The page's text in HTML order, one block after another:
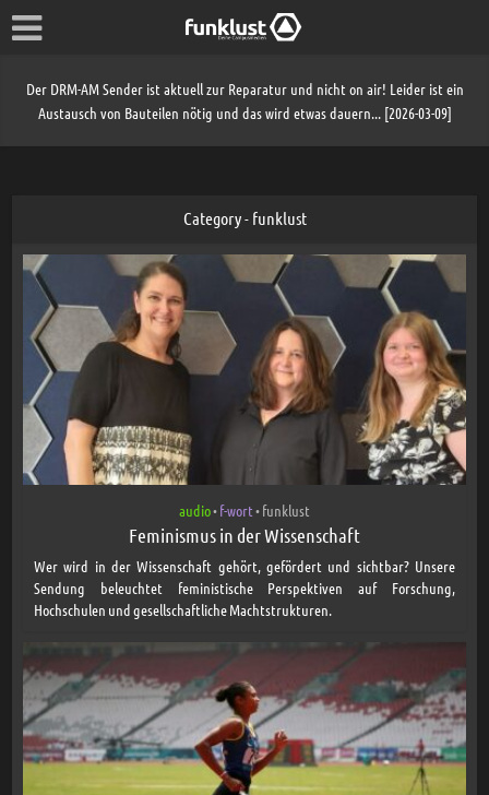
Der DRM-AM Sender ist aktuell zur Reparatur und nicht on air! Leider ist ein
Austausch von Bauteilen nötig und das wird etwas dauern... [2026-03-09]
Category - funklust
audio•f-wort•funklust
Feminismus in der Wissenschaft
Wer wird in der Wissenschaft gehört, gefördert und sichtbar? Unsere
Sendung beleuchtet feministische Perspektiven auf Forschung,
Hochschulen und gesellschaftliche Machtstrukturen.